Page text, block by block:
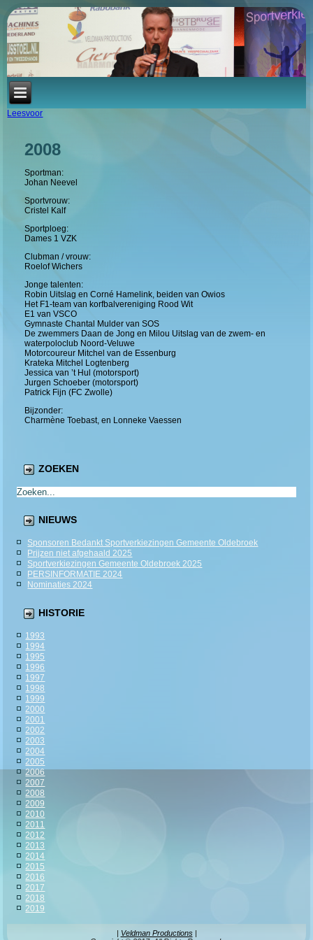
Leesvoor
2008
Sportman:
Johan Neevel
Sportvrouw:
Cristel Kalf
Sportploeg:
Dames 1 VZK
Clubman / vrouw:
Roelof Wichers
Jonge talenten:
Robin Uitslag en Corné Hamelink, beiden van Owios
Het F1-team van korfbalvereniging Rood Wit
E1 van VSCO
Gymnaste Chantal Mulder van SOS
De zwemmers Daan de Jong en Milou Uitslag van de zwem- en
waterpoloclub Noord-Veluwe
Motorcoureur Mitchel van de Essenburg
Krateka Mitchel Logtenberg
Jessica van ’t Hul (motorsport)
Jurgen Schoeber (motorsport)
Patrick Fijn (FC Zwolle)
Bijzonder:
Charmène Toebast, en Lonneke Vaessen
ZOEKEN
NIEUWS
Sponsoren Bedankt Sportverkiezingen Gemeente Oldebroek
Prijzen niet afgehaald 2025
Sportverkiezingen Gemeente Oldebroek 2025
PERSINFORMATIE 2024
Nominaties 2024
HISTORIE
1993
1994
1995
1996
1997
1998
1999
2000
2001
2002
2003
2004
2005
2006
2007
2008
2009
2010
2011
2012
2013
2014
2015
2016
2017
2018
2019
| Veldman Productions|